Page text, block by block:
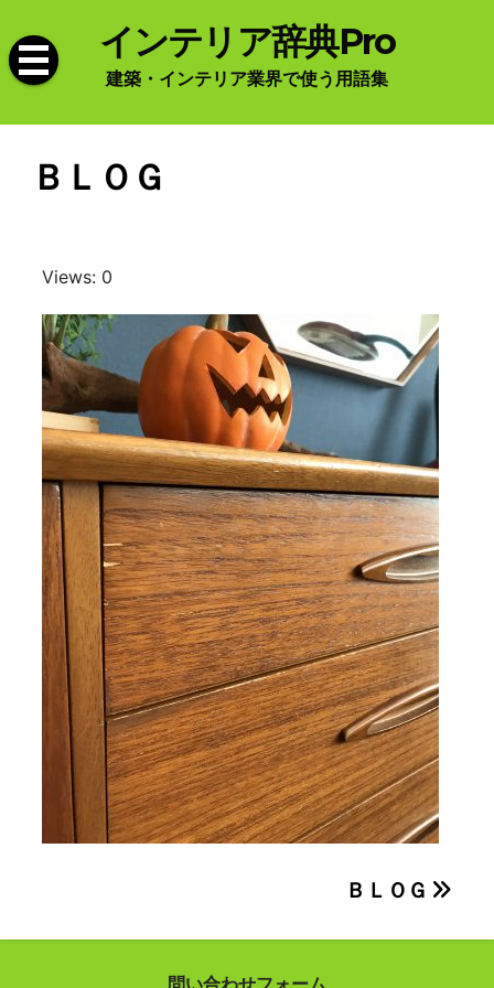
to
content
インテリア辞典Pro
建築・インテリア業界で使う用語集
ＢＬＯＧ
Views: 0
稿
ＢＬＯＧ
問い合わせフォーム